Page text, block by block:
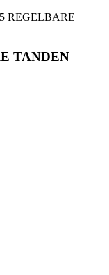
REGELBARE
TANDEN